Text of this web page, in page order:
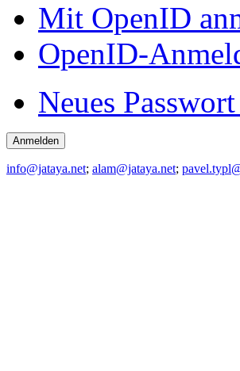
Mit OpenID
OpenID-
Neues
info@jataya.net; alam@jataya.net;